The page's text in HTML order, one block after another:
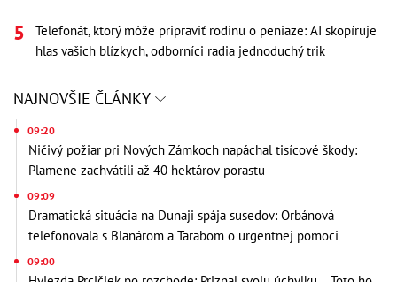
Telefonát, ktorý môže pripraviť rodinu o peniaze: AI skopíruje
hlas vašich blízkych, odborníci radia jednoduchý trik
NAJNOVŠIE ČLÁNKY
09:20
Ničivý požiar pri Nových Zámkoch napáchal tisícové škody:
Plamene zachvátili až 40 hektárov porastu
09:09
Dramatická situácia na Dunaji spája susedov: Orbánová
telefonovala s Blanárom a Tarabom o urgentnej pomoci
09:00